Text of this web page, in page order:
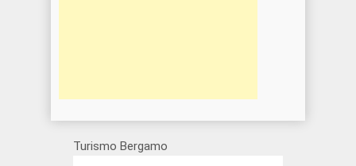
Turismo Bergamo